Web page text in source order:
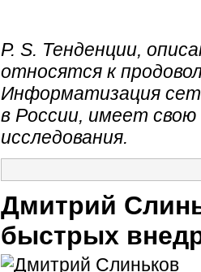
P. S. Тенденции,
относятся к
Информатизация
в России, имеет
исследования.
Дмитрий
быстрых